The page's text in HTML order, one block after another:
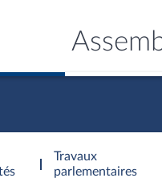
Travaux
parlementaires